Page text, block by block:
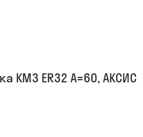
KM3 ER32 A=60, АКСИС